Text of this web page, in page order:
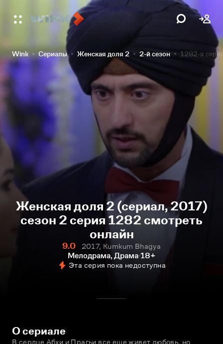
Wink Сериалы Женская доля 2 2-й сезон 1282-я
Женская доля 2 (сериал, 2017)
сезон 2 серия 1282 смотреть
онлайн
9.0
2017, Kumkum Bhagya
Мелодрама, Драма 18+
Эта серия пока недоступна
О сериале
В сердце Абхи и Прагьи все еще живет любовь, но